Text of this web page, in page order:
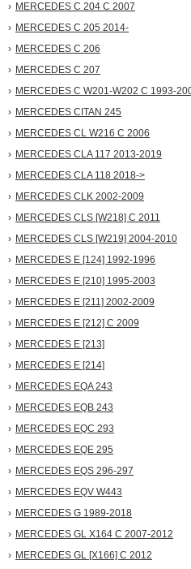
При выборе автоковров следует
Тип изделия: Выбирайте
универсальными ковриками.
дешевле, но их нужно
Материал: Наибольшей
устойчивости к влаге и
варианты добавляют уюта, но
MERCEDES C 204 С 2007
MERCEDES C 205 2014-
MERCEDES C 206
MERCEDES C 207
MERCEDES C W201-W202 C 1993-
MERCEDES CITAN 245
MERCEDES CL W216 С 2006
MERCEDES CLA 117 2013-2019
MERCEDES CLA 118 2018->
MERCEDES CLK 2002-2009
MERCEDES CLS [W218] С 2011
MERCEDES CLS [W219] 2004-2010
MERCEDES E [124] 1992-1996
MERCEDES E [210] 1995-2003
MERCEDES E [211] 2002-2009
MERCEDES E [212] С 2009
MERCEDES E [213]
MERCEDES E [214]
MERCEDES EQA 243
MERCEDES EQB 243
MERCEDES EQC 293
MERCEDES EQE 295
MERCEDES EQS 296-297
MERCEDES EQV W443
MERCEDES G 1989-2018
MERCEDES GL X164 C 2007-2012
MERCEDES GL [X166] С 2012